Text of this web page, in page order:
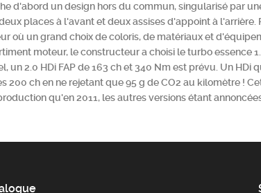
d'abord un design hors du commun, singularisé par
places à l'avant et deux assises d'appoint à l'arrière.
où un grand choix de coloris, de matériaux et
moteur, le constructeur a choisi le turbo essence
un 2.0 HDi FAP de 163 ch et 340 Nm est prévu. Un
200 ch en ne rejetant que 95 g de CO2 au kilomètre !
qu'en 2011, les autres versions étant